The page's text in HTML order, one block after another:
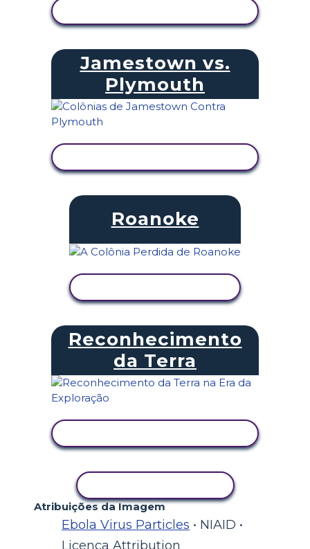
Jamestown vs.
Plymouth
Roanoke
Reconhecimento
da Terra
Atribuições da Imagem
Ebola Virus Particles • NIAID •
Licença Attribution